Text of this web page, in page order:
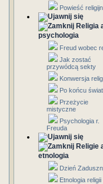
Powieść
Religia
psychologia
Freud wobec
Jak zostać
przywódcą sekty
Konwersja
Po końcu
Przeżycie
mistyczne
Psychologia r.
Freuda
Religie
etnologia
Dzień
Etnologia religii